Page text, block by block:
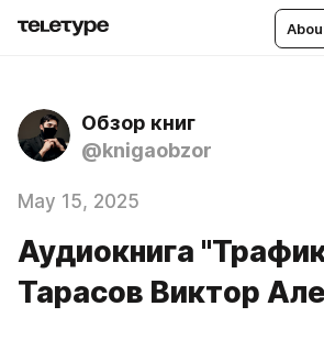
Обзор книг
@knigaobzor
May 15, 2025
Аудиокнига
Тарасов Виктор